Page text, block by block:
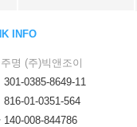
INFO
명 (주)빅앤조이
301-0385-8649-11
816-01-0351-564
140-008-844786